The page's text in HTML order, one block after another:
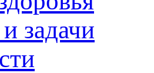
задачи